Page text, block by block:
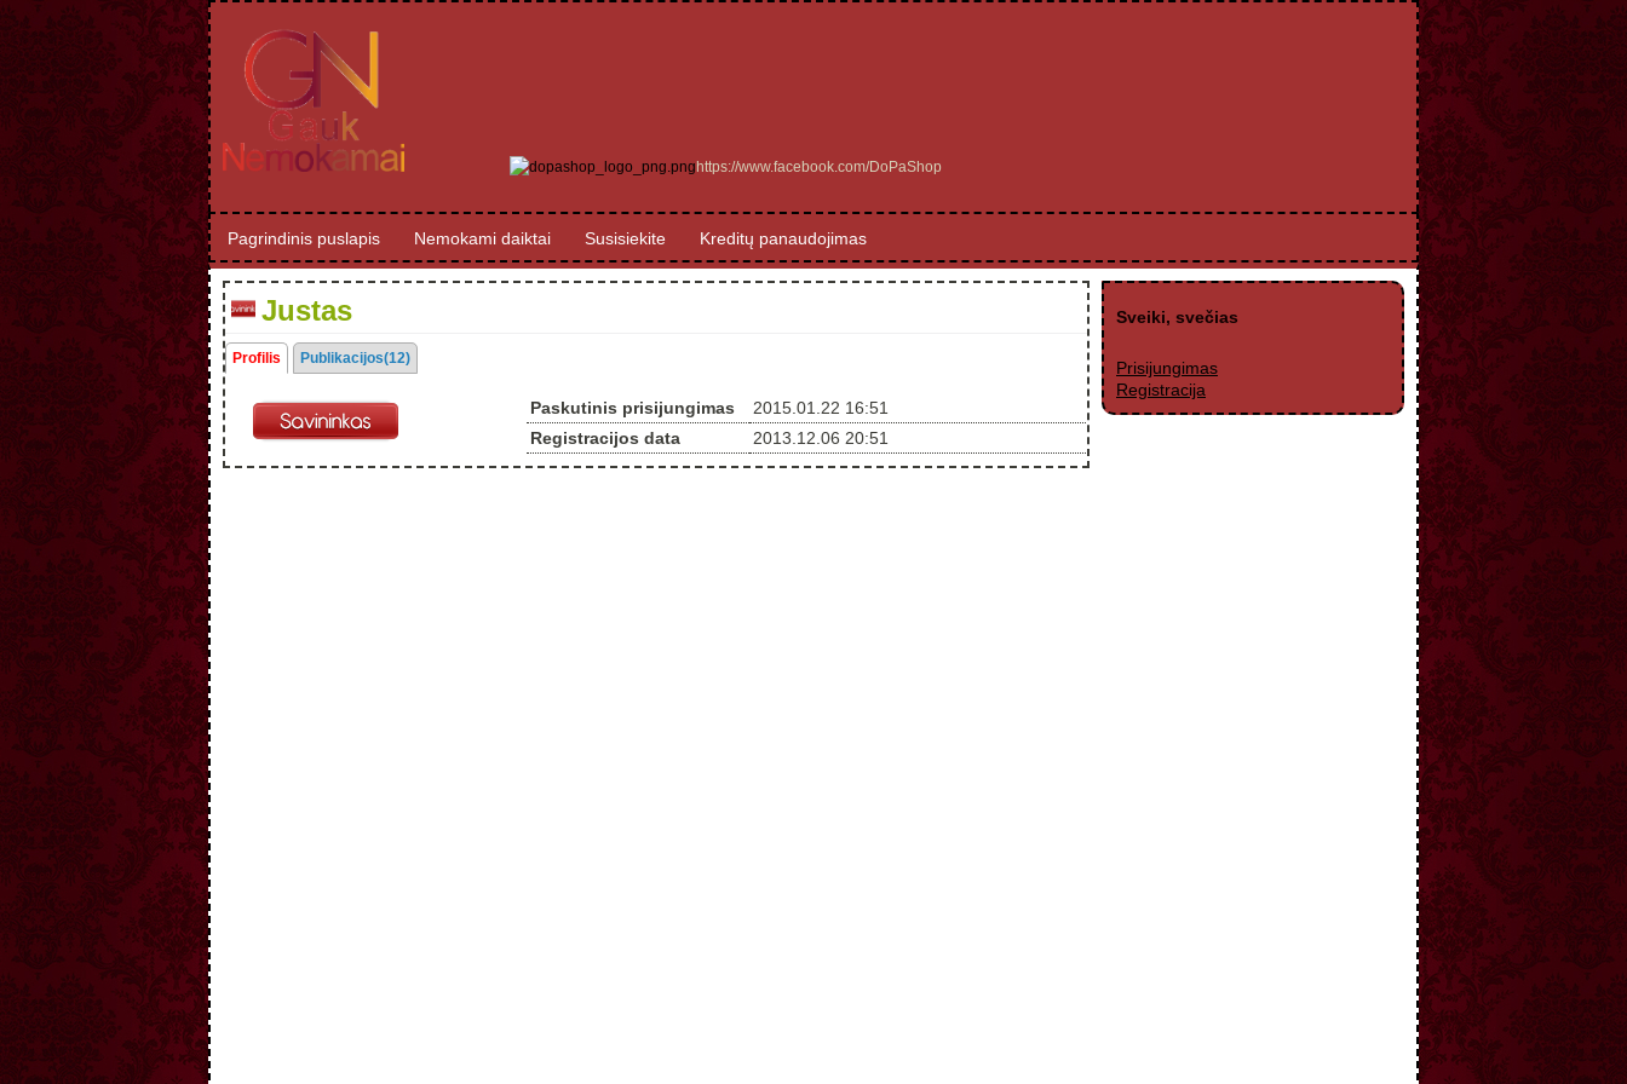
https://www.facebook.com/DoPaShop
Pagrindinis puslapis Nemokami daiktai Susisiekite Kreditų panaudojimas
Justas
Profilis Publikacijos(12)
Paskutinis prisijungimas
2015.01.22 16:51
Registracijos data
2013.12.06 20:51
Sveiki, svečias
Prisijungimas
Registracija